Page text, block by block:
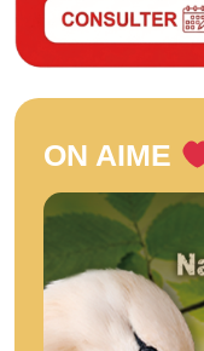
ON AIME